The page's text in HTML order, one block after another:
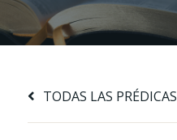
TODAS LAS PRÉDICAS